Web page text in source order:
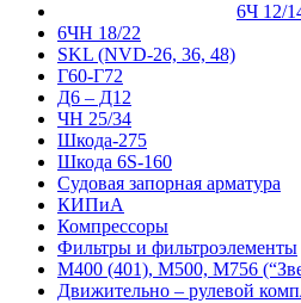
6Ч 12/
6ЧН 18/22
SKL (NVD-26, 36, 48)
Г60-Г72
Д6 – Д12
ЧН 25/34
Шкода-275
Шкода 6S-160
Судовая запорная арматура
КИПиА
Компрессоры
Фильтры и фильтроэлементы
М400 (401), М500, М756
Движительно – рулевой